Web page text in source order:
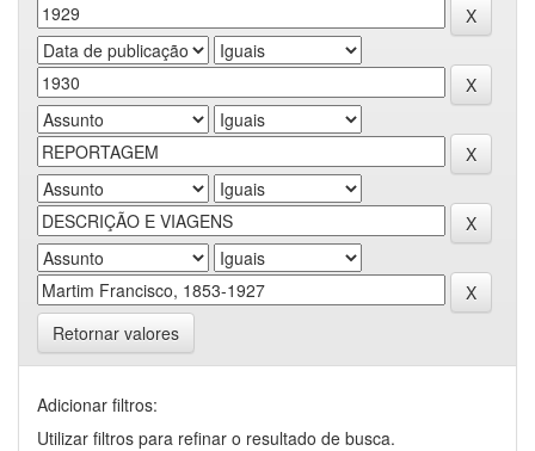
Retornar valores
Adicionar filtros:
Utilizar filtros para refinar o resultado de busca.